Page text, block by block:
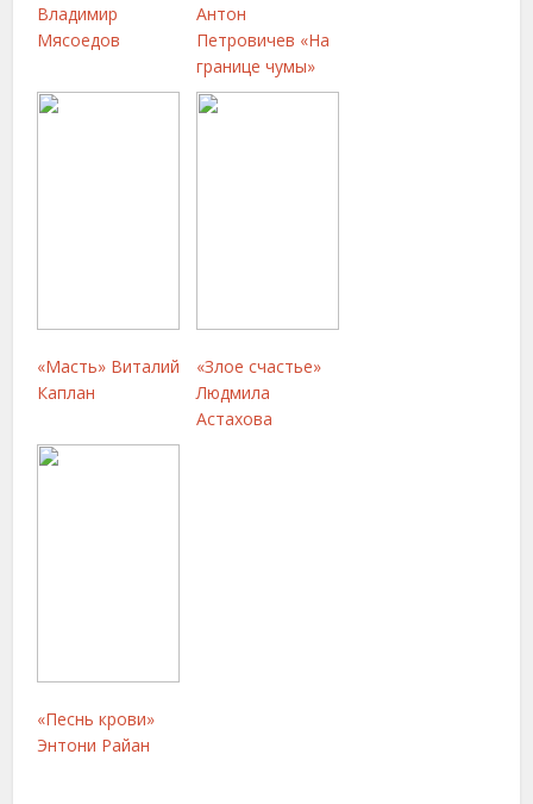
Владимир
Мясоедов
Антон
Петровичев «На
границе чумы»
«Масть» Виталий
Каплан
«Злое счастье»
Людмила
Астахова
«Песнь крови»
Энтони Райан